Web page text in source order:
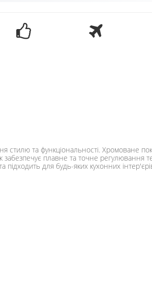
та функціональності. Хромоване
забезпечує плавне та точне регулювання
для будь-яких кухонних